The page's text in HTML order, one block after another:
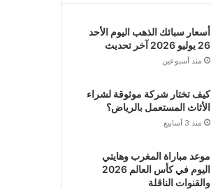
أسعار سبائك الذهب اليوم الأحد
26 يوليو 2026 آخر تحديث
منذ أسبوعين
كيف تختار شركة موثوقة لشراء
الأثاث المستعمل بالرياض؟
منذ 3 أسابيع
موعد مباراة المغرب وهايتي
اليوم في كأس العالم 2026
والقنوات الناقلة